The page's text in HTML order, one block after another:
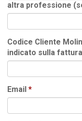
altra professione
Codice Cliente
indicato sulla
Email